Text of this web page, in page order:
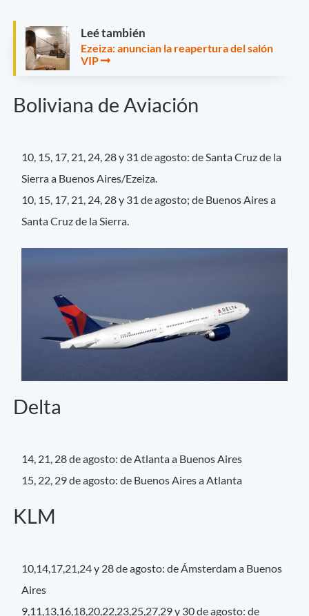
Leé también
Ezeiza: anuncian la reapertura del salón
VIP
Boliviana de Aviación
10, 15, 17, 21, 24, 28 y 31 de agosto: de Santa Cruz de la
Sierra a Buenos Aires/Ezeiza.
10, 15, 17, 21, 24, 28 y 31 de agosto; de Buenos Aires a
Santa Cruz de la Sierra.
Delta
14, 21, 28 de agosto: de Atlanta a Buenos Aires
15, 22, 29 de agosto: de Buenos Aires a Atlanta
KLM
10,14,17,21,24 y 28 de agosto: de Ámsterdam a Buenos
Aires
9,11,13,16,18,20,22,23,25,27,29 y 30 de agosto: de